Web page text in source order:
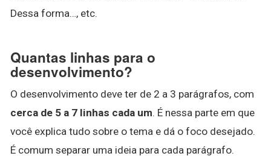
Dessa forma…, etc.
Quantas linhas para o
desenvolvimento?
O desenvolvimento deve ter de 2 a 3 parágrafos, com
cerca de 5 a 7 linhas cada um. É nessa parte em que
você explica tudo sobre o tema e dá o foco desejado.
É comum separar uma ideia para cada parágrafo.